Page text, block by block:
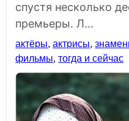
спустя несколько
премьеры. Л...
актёры,актрисы,
фильмы,тогда и сейчас